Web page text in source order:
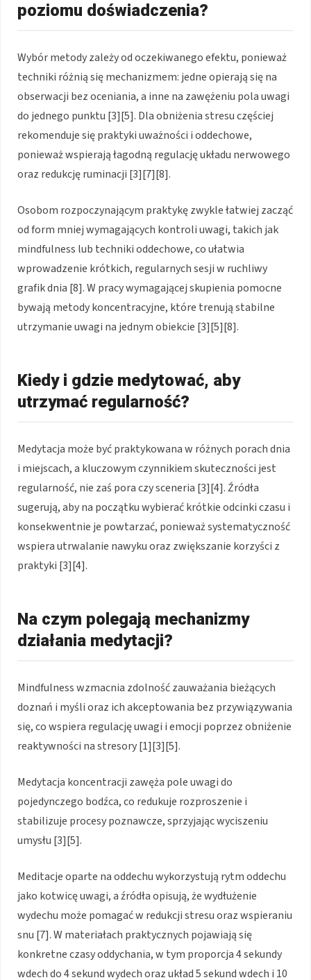
poziomu doświadczenia?
Wybór metody zależy od oczekiwanego efektu, ponieważ
techniki różnią się mechanizmem: jedne opierają się na
obserwacji bez oceniania, a inne na zawężeniu pola uwagi
do jednego punktu [3][5]. Dla obniżenia stresu częściej
rekomenduje się praktyki uważności i oddechowe,
ponieważ wspierają łagodną regulację układu nerwowego
oraz redukcję ruminacji [3][7][8].
Osobom rozpoczynającym praktykę zwykle łatwiej zacząć
od form mniej wymagających kontroli uwagi, takich jak
mindfulness lub techniki oddechowe, co ułatwia
wprowadzenie krótkich, regularnych sesji w ruchliwy
grafik dnia [8]. W pracy wymagającej skupienia pomocne
bywają metody koncentracyjne, które trenują stabilne
utrzymanie uwagi na jednym obiekcie [3][5][8].
Kiedy i gdzie medytować, aby
utrzymać regularność?
Medytacja może być praktykowana w różnych porach dnia
i miejscach, a kluczowym czynnikiem skuteczności jest
regularność, nie zaś pora czy sceneria [3][4]. Źródła
sugerują, aby na początku wybierać krótkie odcinki czasu i
konsekwentnie je powtarzać, ponieważ systematyczność
wspiera utrwalanie nawyku oraz zwiększanie korzyści z
praktyki [3][4].
Na czym polegają mechanizmy
działania medytacji?
Mindfulness wzmacnia zdolność zauważania bieżących
doznań i myśli oraz ich akceptowania bez przywiązywania
się, co wspiera regulację uwagi i emocji poprzez obniżenie
reaktywności na stresory [1][3][5].
Medytacja koncentracji zawęża pole uwagi do
pojedynczego bodźca, co redukuje rozproszenie i
stabilizuje procesy poznawcze, sprzyjając wyciszeniu
umysłu [3][5].
Meditacje oparte na oddechu wykorzystują rytm oddechu
jako kotwicę uwagi, a źródła opisują, że wydłużenie
wydechu może pomagać w redukcji stresu oraz wspieraniu
snu [7]. W materiałach praktycznych pojawiają się
konkretne czasy oddychania, w tym proporcja 4 sekundy
wdech do 4 sekund wydech oraz układ 5 sekund wdech i 10